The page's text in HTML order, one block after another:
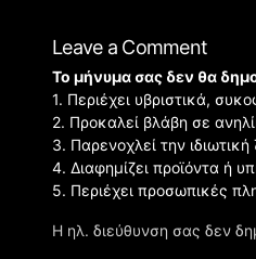
Leave a Comment
Η ηλ. διεύθυνση σας δεν
Το μήνυμα σας δεν θα
1. Περιέχει υβριστικά,
2. Προκαλεί βλάβη σε
3. Παρενοχλεί την
4. Διαφημίζει προϊόντα ή
5. Περιέχει προσωπικές